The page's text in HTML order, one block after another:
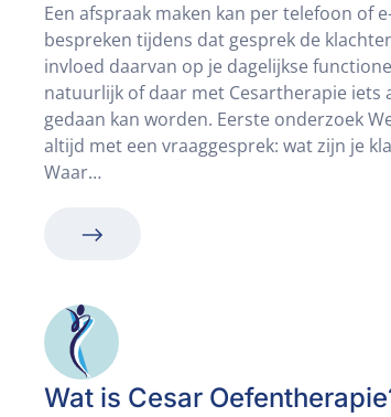
Een afspraak maken kan per telefoon of
bespreken tijdens dat gesprek de
invloed daarvan op je dagelijkse
natuurlijk of daar met Cesartherapie iets
gedaan kan worden. Eerste onderzoek
altijd met een vraaggesprek: wat zijn je
Waar…
Wat is Cesar